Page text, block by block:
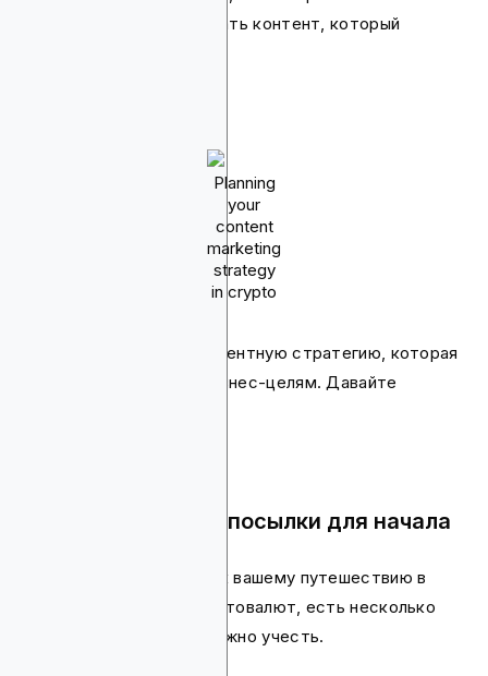
энтузиастов, чтобы создать контент, который
Planning
your
content
marketing
strategy
in crypto
Затем разработайте контентную стратегию, которая
соответствует вашим бизнес-целям. Давайте
Необходимые предпосылки для начала
Прежде чем приступить к вашему путешествию в
контент-маркетинге криптовалют, есть несколько
предпосылок, которые нужно учесть.